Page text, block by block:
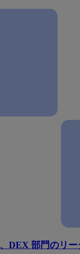
DEX 部門のリ